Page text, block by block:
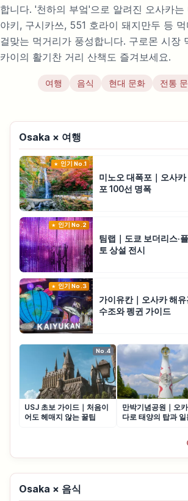
합니다. '천하의 부엌'으로 알려진 오사카는
야키, 구시카쓰, 551 호라이 돼지만두 등
걸맞는 먹거리가 풍성합니다. 구로몬 시장
카이의 활기찬 거리 산책도 즐겨보세요.
여행 음식 현대 문화 전통
Osaka × 여행
인기 No.1
미노오 대폭포｜오사
포 100선 명폭
인기 No.2
팀랩｜도쿄 보더리스·
토 상설 전시
인기 No.3
가이유칸｜오사카 해유
수조와 펭귄 가이드
No.4
USJ 초보 가이드｜처음이
어도 헤매지 않는 꿀팁
만박기념공원｜오
다로 태양의 탑과 일
Osaka × 음식